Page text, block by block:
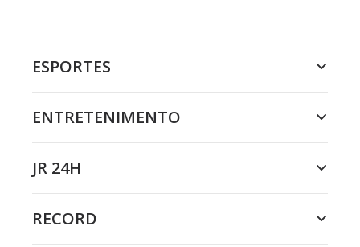
ESPORTES
ENTRETENIMENTO
JR 24H
RECORD